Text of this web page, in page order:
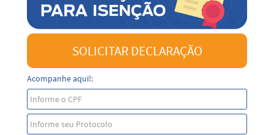
SOLICITAR DECLARAÇÃO
Acompanhe aqui!: